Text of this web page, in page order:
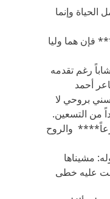
وإنما
هما وليا
رغم تقدمه
أحمد
بروحي لا
من التسعين.
والروح
مشيناها
عليه خطى